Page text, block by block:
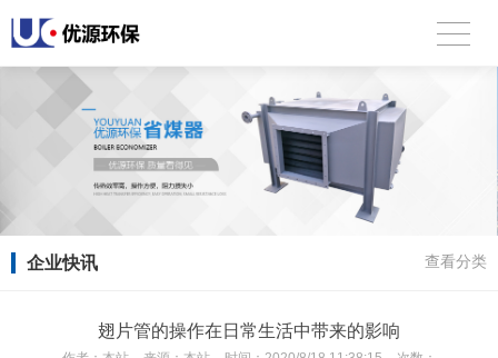
企业快讯 查看分类
翅片管的操作在日常生活中带来的影响